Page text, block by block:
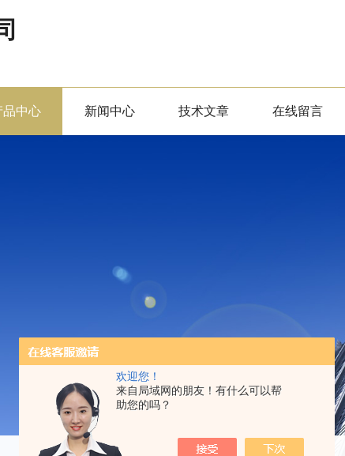
欢迎您！
来自局域网的朋友！有什么可以帮
助您的吗？
品中心 新闻中心 技术文章 在线留言